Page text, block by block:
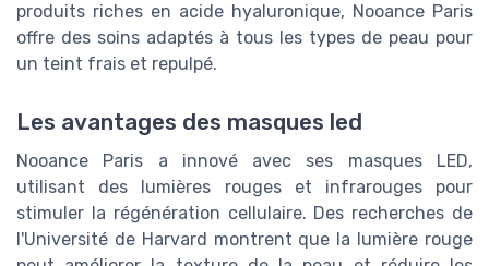
produits riches en acide hyaluronique, Nooance Paris
offre des soins adaptés à tous les types de peau pour
un teint frais et repulpé.
Les avantages des masques led
Nooance Paris a innové avec ses masques LED,
utilisant des lumières rouges et infrarouges pour
stimuler la régénération cellulaire. Des recherches de
l'Université de Harvard montrent que la lumière rouge